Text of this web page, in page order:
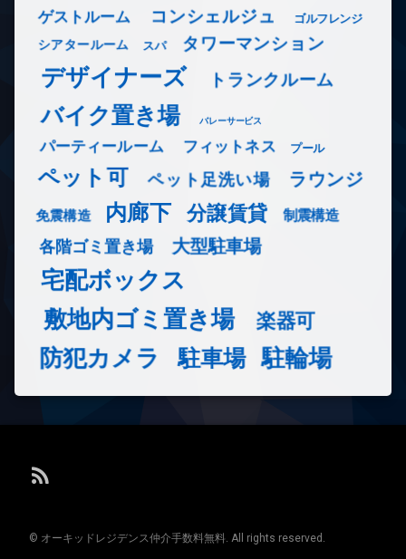
ゲストルーム コンシェルジュ ゴルフレンジ
シアタールーム スパ タワーマンション
デザイナーズ トランクルーム
バイク置き場 バレーサービス
パーティールーム フィットネス プール
ペット可 ペット足洗い場 ラウンジ
免震構造 内廊下 分譲賃貸 制震構造
各階ゴミ置き場 大型駐車場
宅配ボックス
敷地内ゴミ置き場
楽器可
防犯カメラ 駐車場 駐輪場
RSS
© オーキッドレジデンス仲介手数料無料. All rights reserved.